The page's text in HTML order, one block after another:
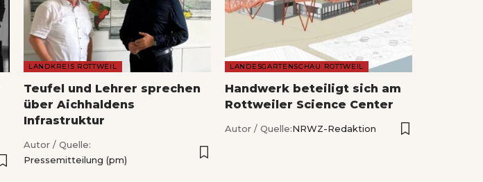
LANDKREIS ROTTWEIL
Teufel und Lehrer sprechen
über Aichhaldens
Infrastruktur
Autor / Quelle:
Pressemitteilung (pm)
LANDESGARTENSCHAU ROTTWEIL
Handwerk beteiligt sich am
Rottweiler Science Center
Autor / Quelle:NRWZ-Redaktion